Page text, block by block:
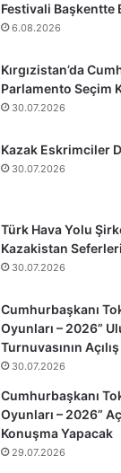
Festivali Başkentte
6.08.2026
Kırgızistan’da
Parlamento Seçim
30.07.2026
Kazak Eskrimciler
30.07.2026
Türk Hava Yolu
Kazakistan
30.07.2026
Cumhurbaşkanı
Oyunları – 2026”
Turnuvasının
30.07.2026
Cumhurbaşkanı
Oyunları – 2026”
Konuşma Yapacak
29.07.2026